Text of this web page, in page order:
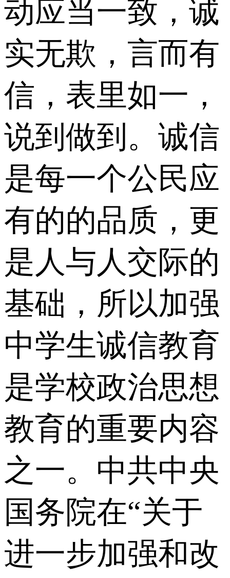
动应当一致，诚
实无欺，言而有
信，表里如一，
说到做到。诚信
是每一个公民应
有的的品质，更
是人与人交际的
基础，所以加强
中学生诚信教育
是学校政治思想
教育的重要内容
之一。中共中央
国务院在“关于
进一步加强和改